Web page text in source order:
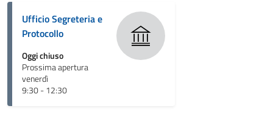
Ufficio Segreteria e
Protocollo
Oggi chiuso
Prossima apertura
venerdì
9:30 - 12:30